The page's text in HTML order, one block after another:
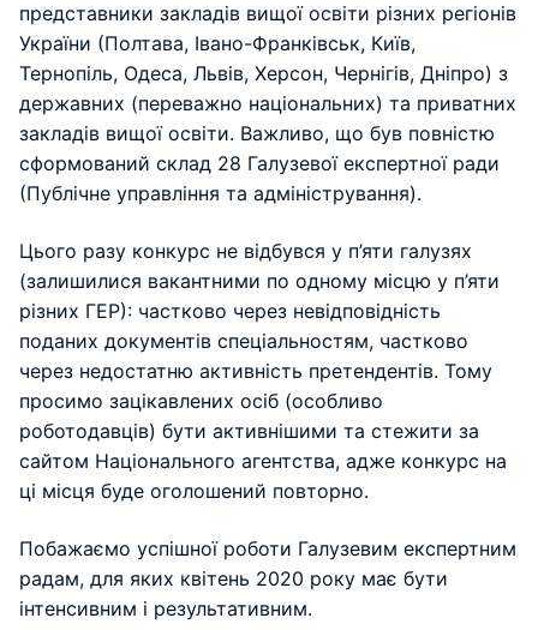
представники закладів вищої освіти різних регіонів
України (Полтава, Івано-Франківськ, Київ,
Тернопіль, Одеса, Львів, Херсон, Чернігів, Дніпро) з
державних (переважно національних) та приватних
закладів вищої освіти. Важливо, що був повністю
сформований склад 28 Галузевої експертної ради
(Публічне управління та адміністрування).
Цього разу конкурс не відбувся у п’яти галузях
(залишилися вакантними по одному місцю у п’яти
різних ГЕР): частково через невідповідність
поданих документів спеціальностям, частково
через недостатню активність претендентів. Тому
просимо зацікавлених осіб (особливо
роботодавців) бути активнішими та стежити за
сайтом Національного агентства, адже конкурс на
ці місця буде оголошений повторно.
Побажаємо успішної роботи Галузевим експертним
радам, для яких квітень 2020 року має бути
інтенсивним і результативним.